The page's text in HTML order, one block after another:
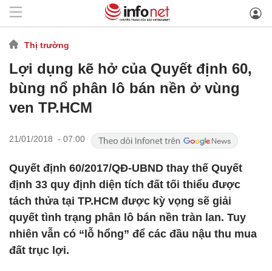
Thị trường
Lợi dụng kẽ hở của Quyết định 60,
bùng nổ phân lô bán nền ở vùng
ven TP.HCM
21/01/2018 - 07:00
Quyết định 60/2017/QĐ-UBND thay thế Quyết
định 33 quy định diện tích đất tối thiểu được
tách thửa tại TP.HCM được kỳ vọng sẽ giải
quyết tình trạng phân lô bán nền tràn lan. Tuy
nhiên vẫn có “lỗ hổng” để các đầu nậu thu mua
đất trục lợi.